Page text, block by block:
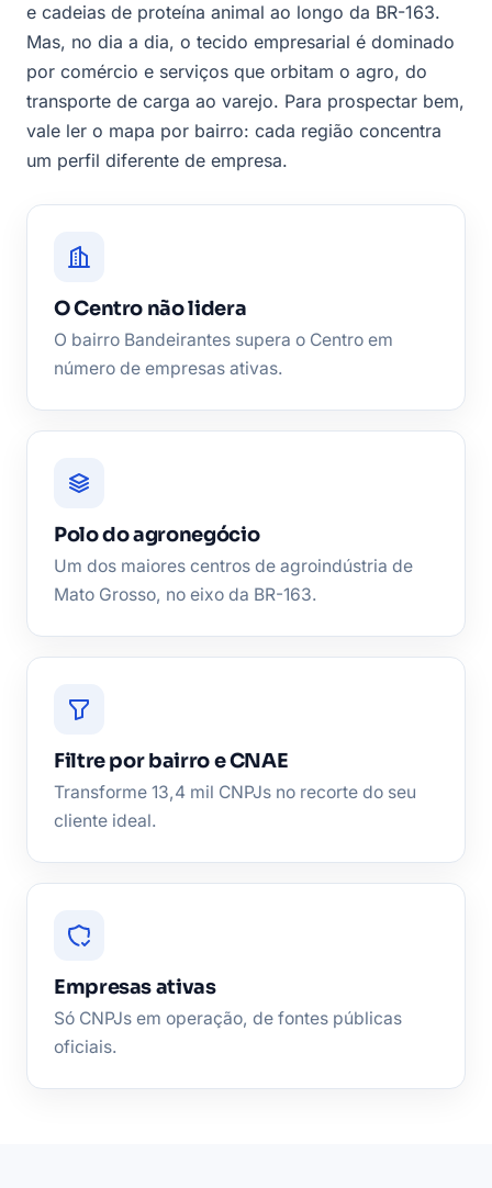
e cadeias de proteína animal ao longo da BR-163.
Mas, no dia a dia, o tecido empresarial é dominado
por comércio e serviços que orbitam o agro, do
transporte de carga ao varejo. Para prospectar bem,
vale ler o mapa por bairro: cada região concentra
um perfil diferente de empresa.
O Centro não lidera
O bairro Bandeirantes supera o Centro em
número de empresas ativas.
Polo do agronegócio
Um dos maiores centros de agroindústria de
Mato Grosso, no eixo da BR-163.
Filtre por bairro e CNAE
Transforme 13,4 mil CNPJs no recorte do seu
cliente ideal.
Empresas ativas
Só CNPJs em operação, de fontes públicas
oficiais.